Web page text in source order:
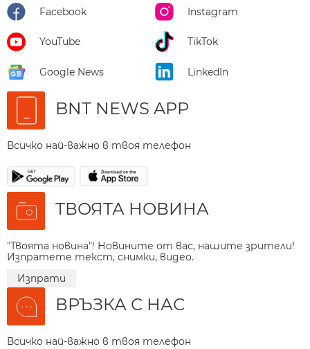
Facebook Instagram
YouTube TikTok
Google News LinkedIn
BNT NEWS APP
Всичко най-важно в твоя телефон
ТВОЯТА НОВИНА
"Твоята новина"! Новините от вас, нашите зрители!
Изпратете текст, снимки, видео.
Изпрати
ВРЪЗКА С НАС
Всичко най-важно в твоя телефон